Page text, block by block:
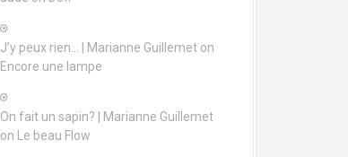
J’y peux rien… | Marianne Guillemet on
Encore une lampe
On fait un sapin? | Marianne Guillemet
on
Le beau Flow